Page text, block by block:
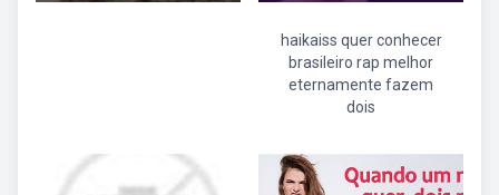
haikaiss quer conhecer
brasileiro rap melhor
eternamente fazem
dois